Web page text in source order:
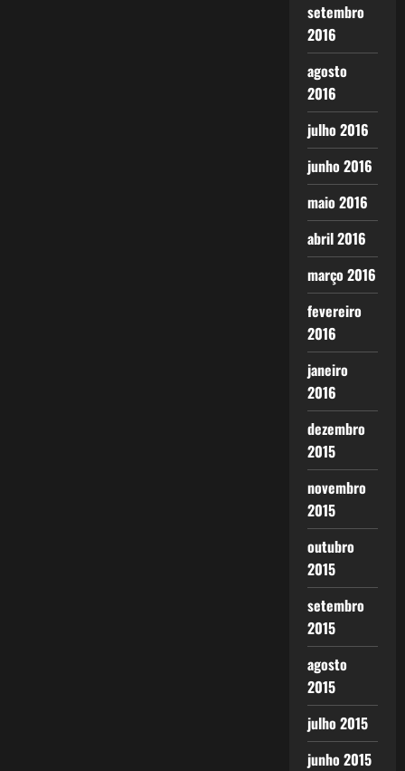
setembro
2016
agosto
2016
julho 2016
junho 2016
maio 2016
abril 2016
março 2016
fevereiro
2016
janeiro
2016
dezembro
2015
novembro
2015
outubro
2015
setembro
2015
agosto
2015
julho 2015
junho 2015